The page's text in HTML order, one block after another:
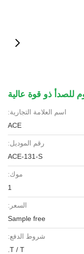
للصدأ ذو قوة عالية
اسم العلامة التجارية:
ACE
رقم الموديل:
ACE-131-S
موك:
السعر:
Sample free
شروط الدفع:
T / T.